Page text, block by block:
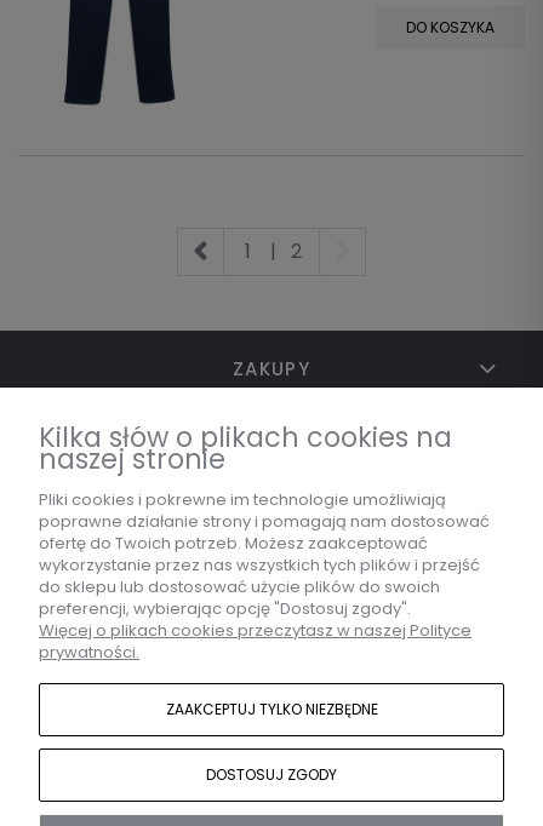
DO KOSZYKA
1 | 2
ZAKUPY
TWOJE KONTO
INFORMACJE
MARKA
KONTAKT
Kilka słów o plikach cookies na
naszej stronie
Pliki cookies i pokrewne im technologie umożliwiają
poprawne działanie strony i pomagają nam dostosować
ofertę do Twoich potrzeb. Możesz zaakceptować
wykorzystanie przez nas wszystkich tych plików i przejść
do sklepu lub dostosować użycie plików do swoich
preferencji, wybierając opcję "Dostosuj zgody".
Więcej o plikach cookies przeczytasz w naszej Polityce
prywatności.
ZAAKCEPTUJ TYLKO NIEZBĘDNE
DOSTOSUJ ZGODY